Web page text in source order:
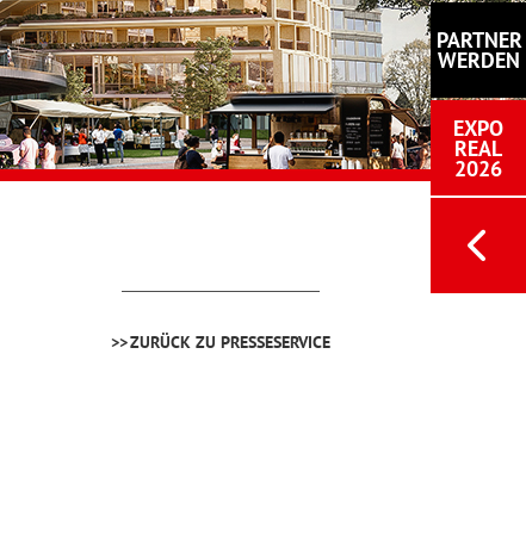
PARTNER
WERDEN
EXPO
REAL
2026
ZURÜCK ZU PRESSESERVICE